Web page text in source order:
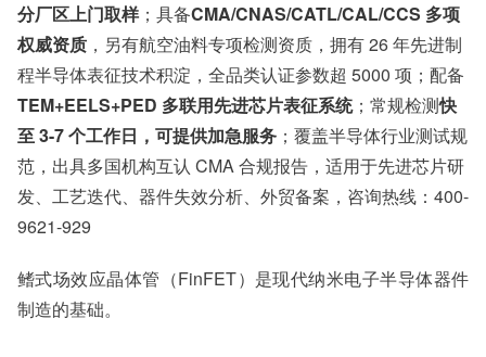
分厂区上门取样；具备CMA/CNAS/CATL/CAL/CCS 多项
权威资质 ，另有航空油料专项检测资质，拥有 26 年先进制
程半导体表征技术积淀，全品类认证参数超 5000 项；配备
TEM+EELS+PED 多联用先进芯片表征系统；常规检测快
至 3-7 个工作日，可提供加急服务 ；覆盖半导体行业测试规
范，出具多国机构互认 CMA 合规报告，适用于先进芯片研
发、工艺迭代、器件失效分析、外贸备案，咨询热线：400-
9621-929
鳍式场效应晶体管（FinFET）是现代纳米电子半导体器件
制造的基础。